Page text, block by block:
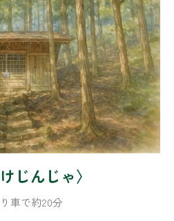
じんじゃ〉
車で約20分